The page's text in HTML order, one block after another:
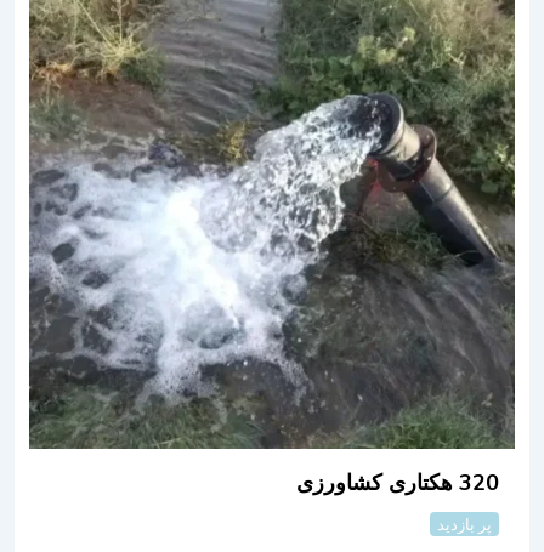
320 هکتاری کشاورزی
پر بازدید